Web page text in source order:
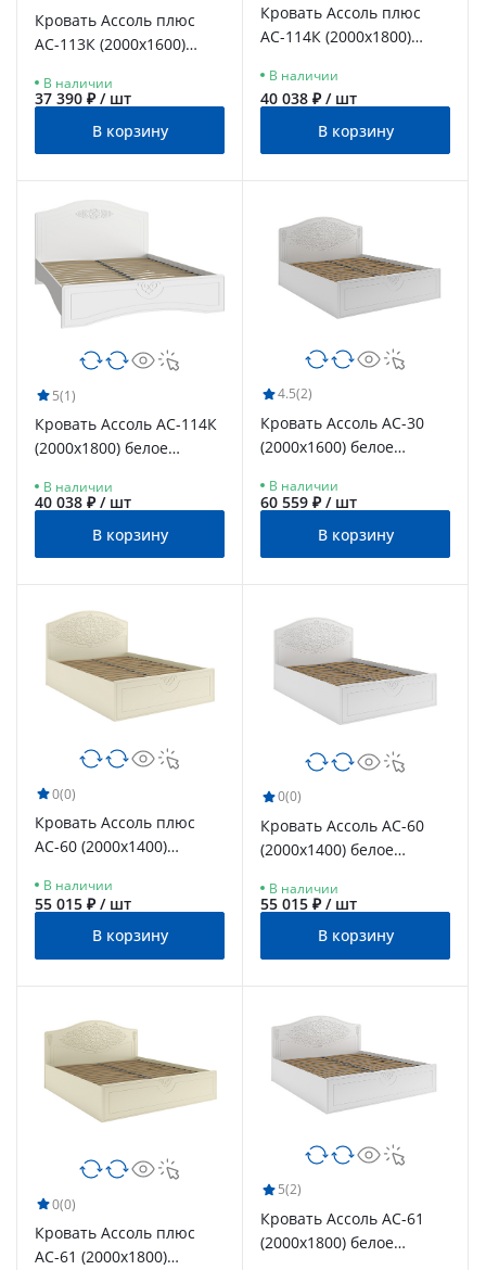
Кровать Ассоль плюс
АС-113К (2000х1600)
В наличии
37 390 ₽ / шт
В корзину
Кровать Ассоль плюс
АС-114К (2000x1800)
В наличии
40 038 ₽ / шт
В корзину
5(1)
Кровать Ассоль АС-114К
(2000x1800) белое
В наличии
40 038 ₽ / шт
В корзину
4.5(2)
Кровать Ассоль АС-30
(2000х1600) белое
В наличии
60 559 ₽ / шт
В корзину
0(0)
Кровать Ассоль плюс
АС-60 (2000х1400)
В наличии
55 015 ₽ / шт
В корзину
0(0)
Кровать Ассоль АС-60
(2000х1400) белое
В наличии
55 015 ₽ / шт
В корзину
0(0)
Кровать Ассоль плюс
АС-61 (2000х1800)
5(2)
Кровать Ассоль АС-61
(2000х1800) белое